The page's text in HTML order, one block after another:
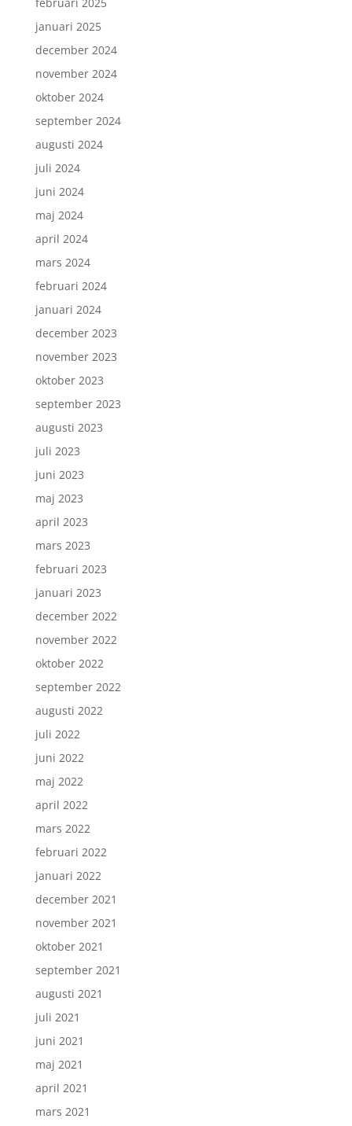
januari 2025
december 2024
november 2024
oktober 2024
september 2024
augusti 2024
juli 2024
juni 2024
maj 2024
april 2024
mars 2024
februari 2024
januari 2024
december 2023
november 2023
oktober 2023
september 2023
augusti 2023
juli 2023
juni 2023
maj 2023
april 2023
mars 2023
februari 2023
januari 2023
december 2022
november 2022
oktober 2022
september 2022
augusti 2022
juli 2022
juni 2022
maj 2022
april 2022
mars 2022
februari 2022
januari 2022
december 2021
november 2021
oktober 2021
september 2021
augusti 2021
juli 2021
juni 2021
maj 2021
april 2021
mars 2021